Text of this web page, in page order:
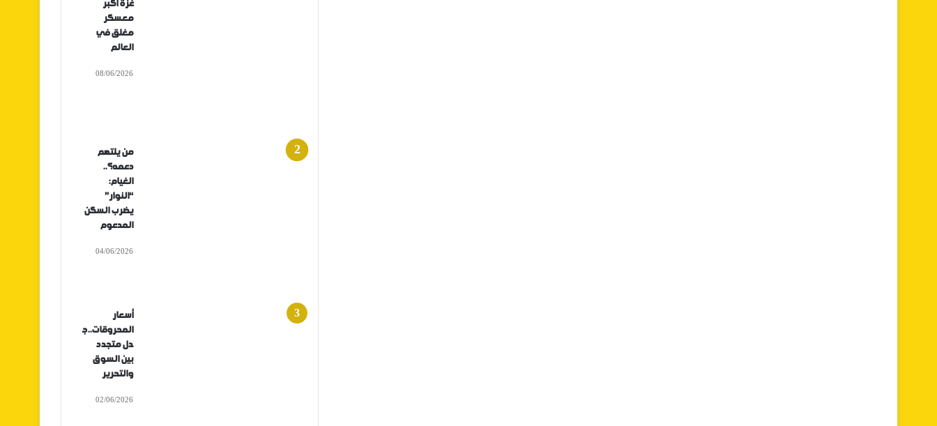
غزة أكبر
معسكر
مغلق في
العالم
08/06/2026
من يلتهم
دعمه؟..
الغيام:
“النوار”
يضرب السكن
المدعوم
04/06/2026
أسعار
المحروقات..ج
دل متجدد
بين السوق
والتحرير
02/06/2026